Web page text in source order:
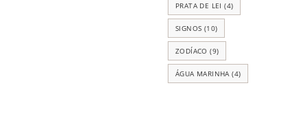
PRATA DE LEI (4)
SIGNOS (10)
ZODÍACO (9)
ÁGUA MARINHA(4)